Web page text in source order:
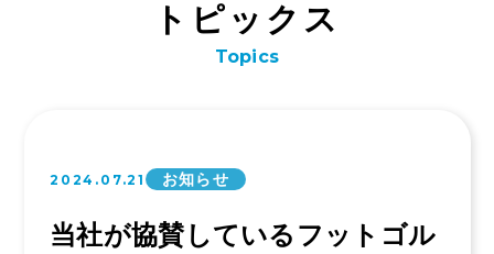
こんな会社
倉庫事業
事業拠点紹介
ト ピ ッ ク ス
Topics
2024.07.21 お知らせ
当社が協賛しているフットゴル